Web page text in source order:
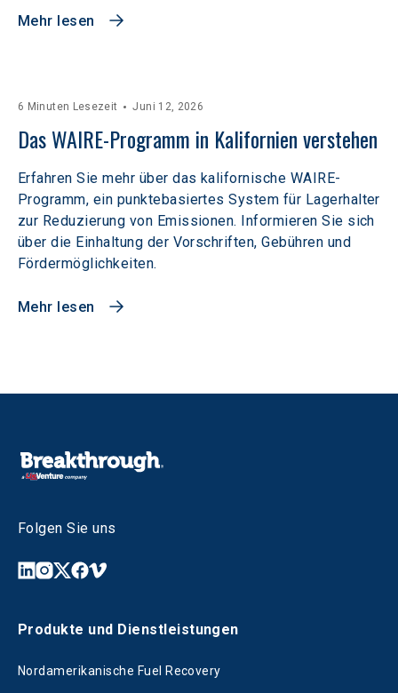
Mehr lesen
6 Minuten Lesezeit Juni 12, 2026
Das WAIRE-Programm in Kalifornien verstehen
Erfahren Sie mehr über das kalifornische WAIRE-
Programm, ein punktebasiertes System für Lagerhalter
zur Reduzierung von Emissionen. Informieren Sie sich
über die Einhaltung der Vorschriften, Gebühren und
Fördermöglichkeiten.
Mehr lesen
Folgen Sie uns
Produkte und Dienstleistungen
Nordamerikanische Fuel Recovery